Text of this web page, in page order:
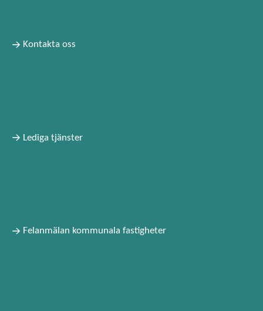
Kontakta oss
Lediga tjänster
Felanmälan kommunala fastigheter